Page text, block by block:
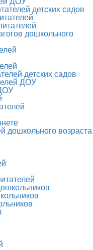
детских садов
дошкольного
детских садов
ДОУ
дошкольного возраста